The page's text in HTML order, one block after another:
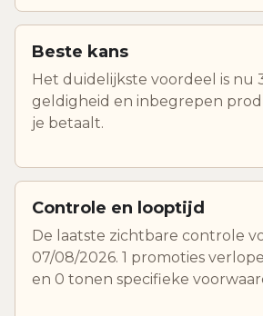
Beste kans
Het duidelijkste voordeel is nu
geldigheid en inbegrepen
je betaalt.
Controle en looptijd
De laatste zichtbare controle
07/08/2026. 1 promoties
en 0 tonen specifieke